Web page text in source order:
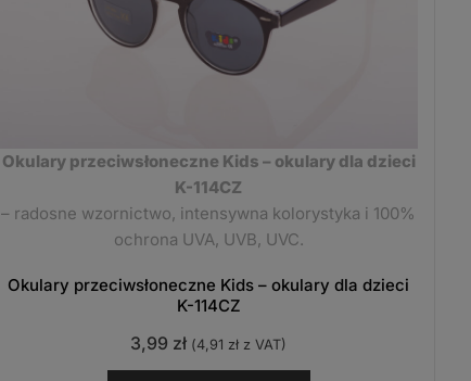
Okulary przeciwsłoneczne Kids – okulary dla dzieci
K-114CZ
– radosne wzornictwo, intensywna kolorystyka i 100%
ochrona UVA, UVB, UVC.
Okulary przeciwsłoneczne Kids – okulary dla dzieci
K-114CZ
3,99 zł (4,91 zł z VAT)